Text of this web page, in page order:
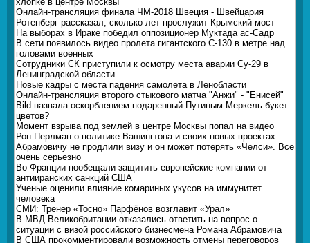
Онлайн-трансляция финала ЧМ-2018 Швеция - Швейцария
Ротенберг рассказал, сколько лет прослужит Крымский мост
На выборах в Ираке победил оппозиционер Муктада ас-Садр
В сети появилось видео пролета гигантского С-130 в метре над
головами военных
Сотрудники СК приступили к осмотру места аварии Су-29 в
Ленинградской области
Новые кадры с места падения самолета в Ленобласти
Онлайн-трансляция второго стыкового матча "Анжи" - "Енисей"
Bild назвала оскорблением подаренный Путиным Меркель букет
цветов?
Момент взрыва под землей в центре Москвы попал на видео
Рон Перлман о политике Вашингтона и своих новых проектах
Абрамовичу не продлили визу и он может потерять «Челси». Все
очень серьезно
Во Франции пообещали защитить европейские компании от
антииранских санкций США
Ученые оценили влияние комариных укусов на иммунитет
человека
СМИ: Тренер «Тосно» Парфёнов возглавит «Урал»
В МВД Великобритании отказались ответить на вопрос о
ситуации с визой российского бизнесмена Романа Абрамовича
В США прокомментировали возможность отмены переговоров